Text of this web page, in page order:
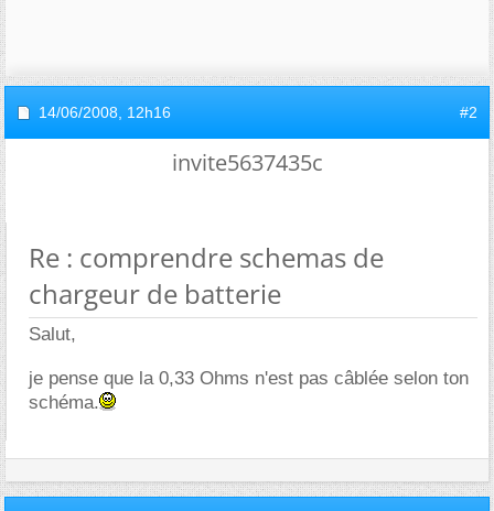
14/06/2008, 12h16 #2
invite5637435c
Re : comprendre schemas de
chargeur de batterie
Salut,
je pense que la 0,33 Ohms n'est pas câblée selon ton
schéma.